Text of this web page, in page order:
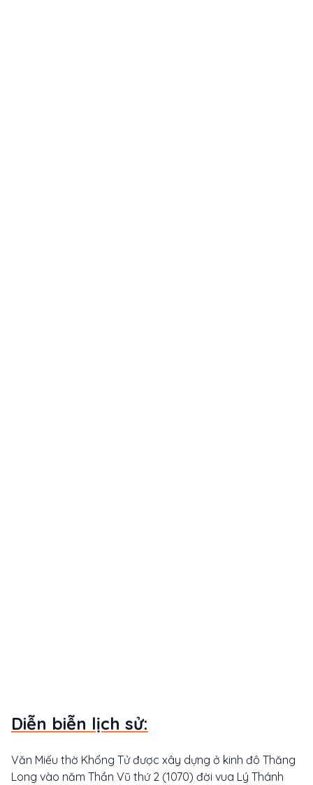
Diễn biễn lịch sử:
Văn Miếu thờ Khổng Tử được xây dựng ở kinh đô Thăng
Long vào năm Thần Vũ thứ 2 (1070) đời vua Lý Thánh